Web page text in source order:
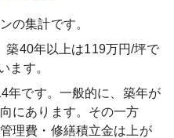
の集計です。
築40年以上は119万円/坪で
ます。
年です。一般的に、築年が
にあります。その一方
理費・修繕積立金は上が